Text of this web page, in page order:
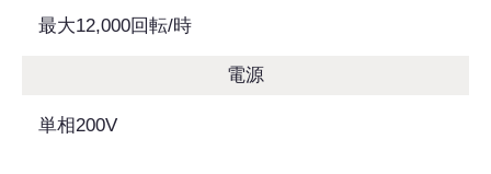
最大12,000回転/時
電源
単相200V